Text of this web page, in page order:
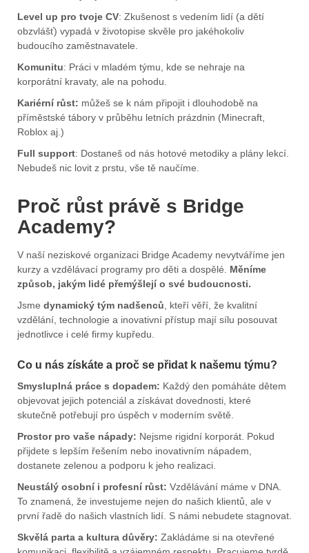
Level up pro tvoje CV: Zkušenost s vedením lidí (a dětí
obzvlášť) vypadá v životopise skvěle pro jakéhokoliv
budoucího zaměstnavatele.
Komunitu: Práci v mladém týmu, kde se nehraje na
korporátní kravaty, ale na pohodu.
Kariérní růst: můžeš se k nám připojit i dlouhodobě na
příměstské tábory v průběhu letních prázdnin (Minecraft,
Roblox aj.)
Full support: Dostaneš od nás hotové metodiky a plány lekcí.
Nebudeš nic lovit z prstu, vše tě naučíme.
Proč růst právě s Bridge
Academy?
V naší neziskové organizaci Bridge Academy nevytváříme jen
kurzy a vzdělávací programy pro děti a dospělé. Měníme
způsob, jakým lidé přemýšlejí o své budoucnosti.
Jsme dynamický tým nadšenců , kteří věří, že kvalitní
vzdělání, technologie a inovativní přístup mají sílu posouvat
jednotlivce i celé firmy kupředu.
Co u nás získáte a proč se přidat k našemu týmu?
Smysluplná práce s dopadem: Každý den pomáháte dětem
objevovat jejich potenciál a získávat dovednosti, které
skutečně potřebují pro úspěch v moderním světě.
Prostor pro vaše nápady: Nejsme rigidní korporát. Pokud
přijdete s lepším řešením nebo inovativním nápadem,
dostanete zelenou a podporu k jeho realizaci.
Neustálý osobní i profesní růst: Vzdělávání máme v DNA.
To znamená, že investujeme nejen do našich klientů, ale v
první řadě do našich vlastních lidí. S námi nebudete stagnovat.
Skvělá parta a kultura důvěry: Zakládáme si na otevřené